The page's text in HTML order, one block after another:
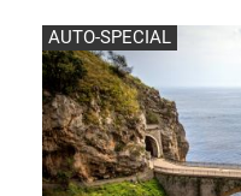
AUTO-SPECIAL